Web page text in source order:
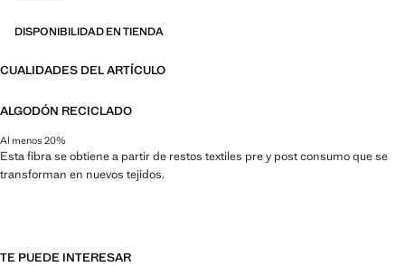
DISPONIBILIDAD EN TIENDA
CUALIDADES DEL ARTÍCULO
ALGODÓN RECICLADO
Al menos 20%
Esta fibra se obtiene a partir de restos textiles pre y post consumo que se
transforman en nuevos tejidos.
TE PUEDE INTERESAR